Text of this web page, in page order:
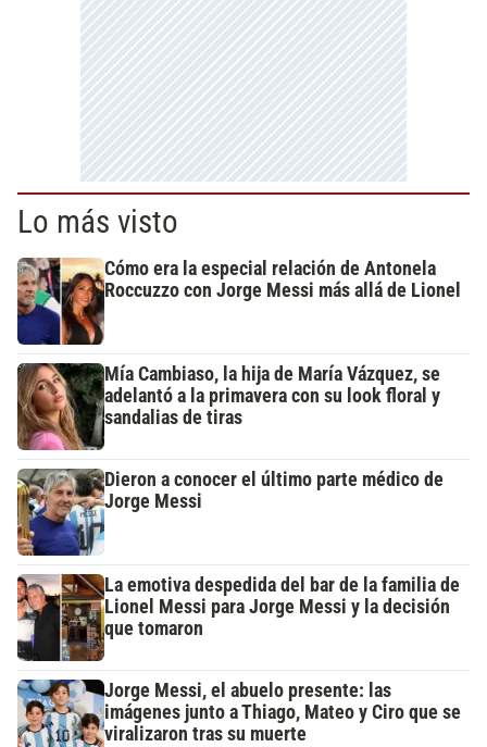
Lo más visto
Cómo era la especial relación de Antonela
Roccuzzo con Jorge Messi más allá de Lionel
Mía Cambiaso, la hija de María Vázquez, se
adelantó a la primavera con su look floral y
sandalias de tiras
Dieron a conocer el último parte médico de
Jorge Messi
La emotiva despedida del bar de la familia de
Lionel Messi para Jorge Messi y la decisión
que tomaron
Jorge Messi, el abuelo presente: las
imágenes junto a Thiago, Mateo y Ciro que se
viralizaron tras su muerte